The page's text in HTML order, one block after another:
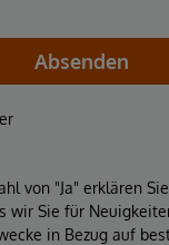
Absenden
von "Ja" erklären
wir Sie für
in Bezug auf